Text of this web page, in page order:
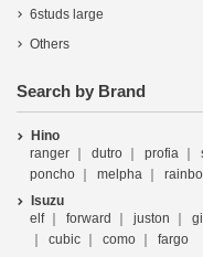
6studs large
Others
Search by Brand
Hino
ranger
dutro profia
poncho
melpha
Isuzu
elf
forward juston
cubic
como
fargo